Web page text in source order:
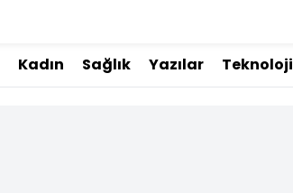
Kadın Sağlık Yazılar Teknoloji